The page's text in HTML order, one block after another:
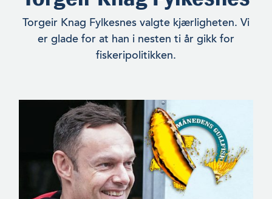
Torgeir Knag Fylkesnes valgte kjærligheten. Vi
er glade for at han i nesten ti år gikk for
fiskeripolitikken.